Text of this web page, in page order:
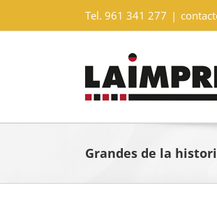
contenido
Tel. 961 341 277 |
Grandes de la